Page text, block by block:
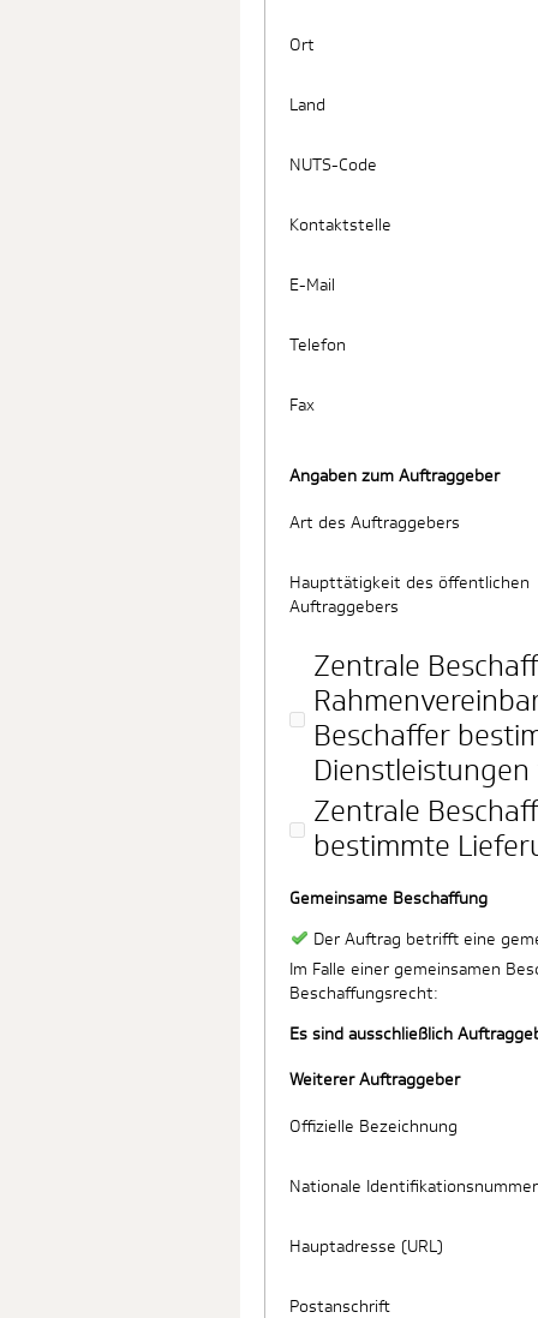
Ort
Land
NUTS-Code
Kontaktstelle
E-Mail
Telefon
Fax
Angaben zum Auftraggeber
Art des Auftraggebers
Haupttätigkeit des öffentlichen
Auftraggebers
Zentrale
Beschaffer
Zentrale
bestimmte
Gemeinsame Beschaffung
Der Auftrag betrifft eine
Im Falle einer gemeinsamen
Beschaffungsrecht:
Es sind ausschließlich
Weiterer Auftraggeber
Offizielle Bezeichnung
Nationale Identifikationsnummer
Hauptadresse (URL)
Postanschrift